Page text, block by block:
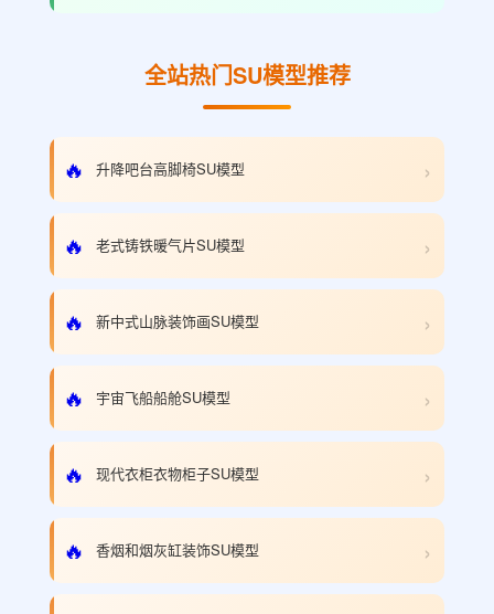
全站热门SU模型推荐
🔥 升降吧台高脚椅SU模型 ›
🔥 老式铸铁暖气片SU模型 ›
🔥 新中式山脉装饰画SU模型 ›
🔥 宇宙飞船船舱SU模型 ›
🔥 现代衣柜衣物柜子SU模型 ›
🔥 香烟和烟灰缸装饰SU模型 ›